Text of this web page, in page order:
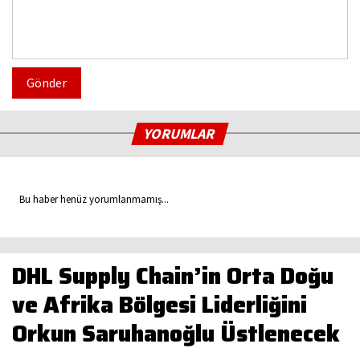
Gönder
YORUMLAR
Bu haber henüz yorumlanmamış...
DHL Supply Chain’in Orta Doğu
ve Afrika Bölgesi Liderliğini
Orkun Saruhanoğlu Üstlenecek